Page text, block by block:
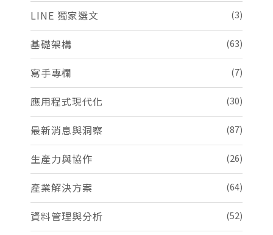
LINE 獨家選文 (3)
基礎架構 (63)
寫手專欄 (7)
應用程式現代化 (30)
最新消息與洞察 (87)
生產力與協作 (26)
產業解決方案 (64)
資料管理與分析 (52)